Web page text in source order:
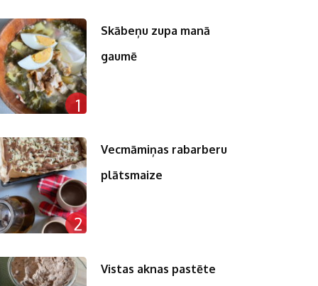
1
Skābeņu zupa manā
gaumē
2
Vecmāmiņas rabarberu
plātsmaize
Vistas aknas pastēte